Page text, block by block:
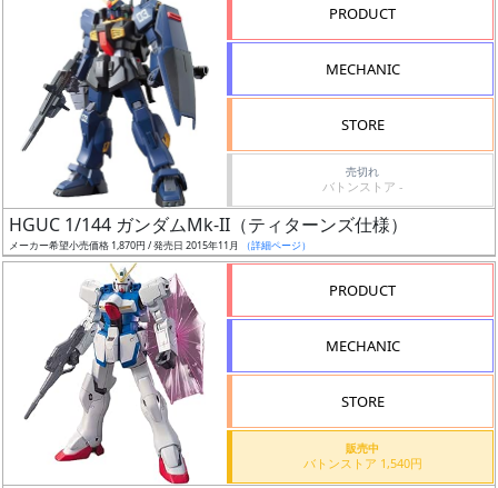
引
PRODUCT
MECHANIC
STORE
売切れ
バトンストア -
HGUC 1/144 ガンダムMk-II（ティターンズ仕様）
メーカー希望小売価格 1,870円 / 発売日 2015年11月 （詳細ページ）
PRODUCT
MECHANIC
STORE
販売中
バトンストア 1,540円